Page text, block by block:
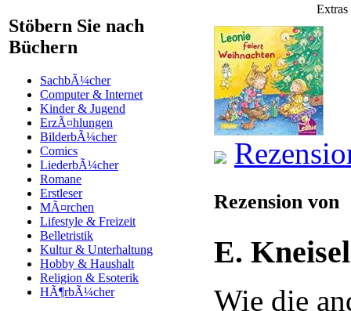
Stöbern Sie nach
Büchern
SachbÃ¼cher
Computer & Internet
Kinder & Jugend
ErzÃ¤hlungen
BilderbÃ¼cher
Comics
LiederbÃ¼cher
Romane
Erstleser
MÃ¤rchen
Lifestyle & Freizeit
Belletristik
Kultur & Unterhaltung
Hobby & Haushalt
Religion & Esoterik
HÃ¶rbÃ¼cher
Extras
Rezension von
E. Kneisel
Wie die